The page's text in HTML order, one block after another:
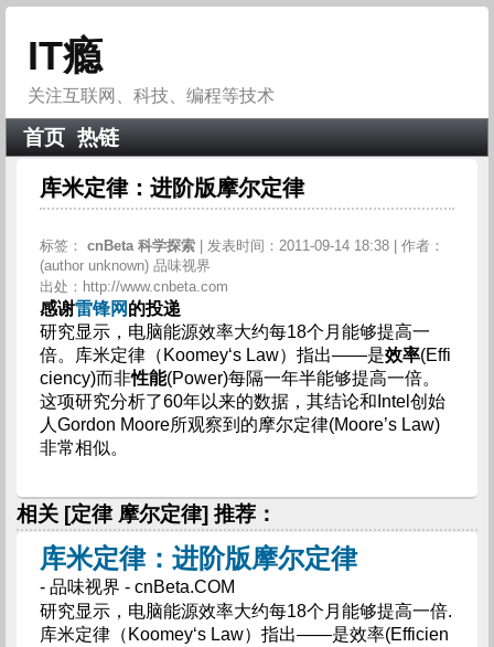
IT瘾
关注互联网、科技、编程等技术
首页 热链
库米定律：进阶版摩尔定律
标签： cnBeta 科学探索
| 发表时间：2011-09-14 18:38 | 作者：
(author unknown) 品味视界
出处：http://www.cnbeta.com
感谢雷锋网的投递
研究显示，电脑能源效率大约每18个月能够提高一
倍。库米定律（Koomey‘s Law）指出――是效率(Effi
ciency)而非性能(Power)每隔一年半能够提高一倍。
这项研究分析了60年以来的数据，其结论和Intel创始
人Gordon Moore所观察到的摩尔定律(Moore’s Law)
非常相似。
相关 [定律 摩尔定律] 推荐：
库米定律：进阶版摩尔定律
- 品味视界 - cnBeta.COM
研究显示，电脑能源效率大约每18个月能够提高一倍.
库米定律（Koomey‘s Law）指出――是效率(Efficien